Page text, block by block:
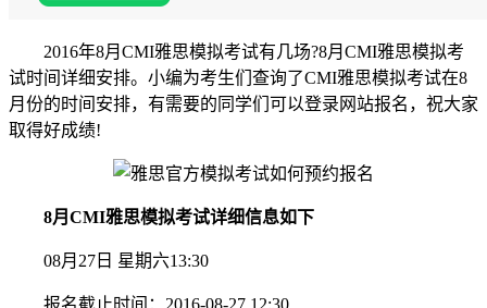
2016年8月CMI雅思模拟考试有几场?8月CMI雅思模拟考
试时间详细安排。小编为考生们查询了CMI雅思模拟考试在8
月份的时间安排，有需要的同学们可以登录网站报名，祝大家
取得好成绩!
8月CMI雅思模拟考试详细信息如下
08月27日 星期六13:30
报名截止时间：2016-08-27 12:30